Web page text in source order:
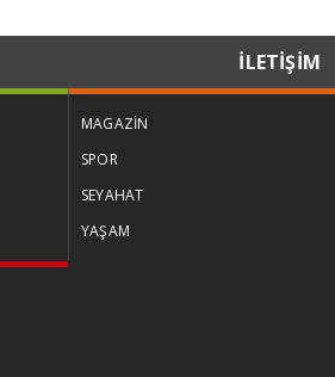
İLETİŞİM
MAGAZİN
SPOR
SEYAHAT
YAŞAM